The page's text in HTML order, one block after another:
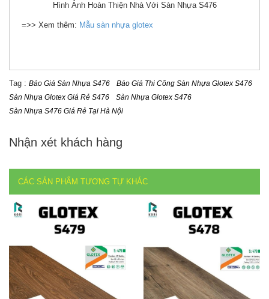
Hình Ảnh Hoàn Thiện Nhà Với Sàn Nhựa S476
=>> Xem thêm: Mẫu sàn nhựa glotex
Tag : Báo Giá Sàn Nhựa S476
Báo Giá Thi Công Sàn Nhựa Glotex S476
Sàn Nhựa Glotex Giá Rẻ S476
Sàn Nhựa Glotex S476
Sàn Nhựa S476 Giá Rẻ Tại Hà Nội
Nhận xét khách hàng
CÁC SẢN PHẨM TƯƠNG TỰ KHÁC